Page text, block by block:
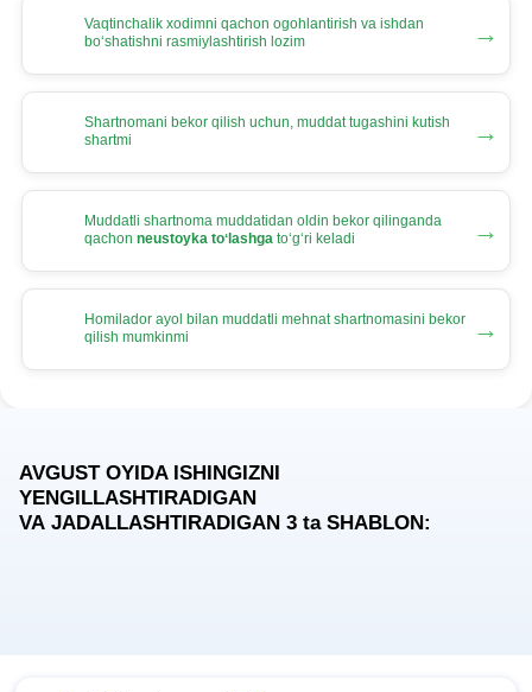
Vaqtinchalik хodimni qachon ogohlantirish va ishdan
boʻshatishni rasmiylashtirish lozim
→
Shartnomani bekor qilish uchun, muddat tugashini kutish
shartmi
→
Muddatli shartnoma muddatidan oldin bekor qilinganda
qachon neustoyka toʻlashga toʻgʻri keladi →
Homilador ayol bilan muddatli mehnat shartnomasini bekor
qilish mumkinmi
→
AVGUST OYIDA ISHINGIZNI
YENGILLASHTIRADIGAN
VA JADALLASHTIRADIGAN 3 taSHABLON: